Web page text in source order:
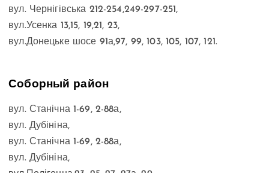
вул. Чернігівська 212-254,249-297-251,
вул.Усенка 13,15, 19,21, 23,
вул.Донецьке шосе 91а,97, 99, 103, 105, 107, 121.
Соборный район
вул. Станічна 1-69, 2-88а,
вул. Дубініна,
вул. Станічна 1-69, 2-88а,
вул. Дубініна,